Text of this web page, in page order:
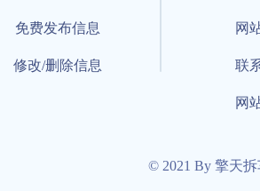
免费发布信息
修改/删除信息
网
联
网
© 2021 By 擎天